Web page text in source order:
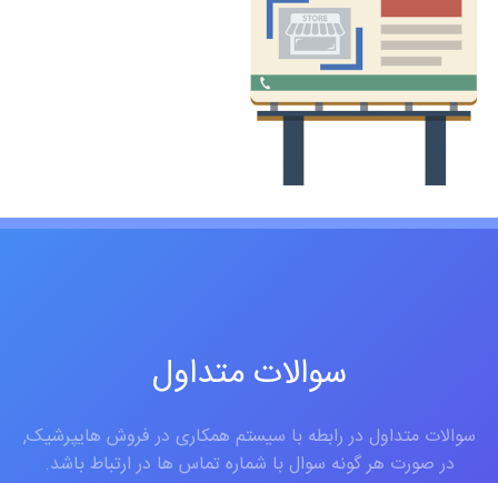
سوالات متداول
سوالات متداول در رابطه با سیستم همکاری در فروش هایپرشیک,
در صورت هر گونه سوال با شماره تماس ها در ارتباط باشد.